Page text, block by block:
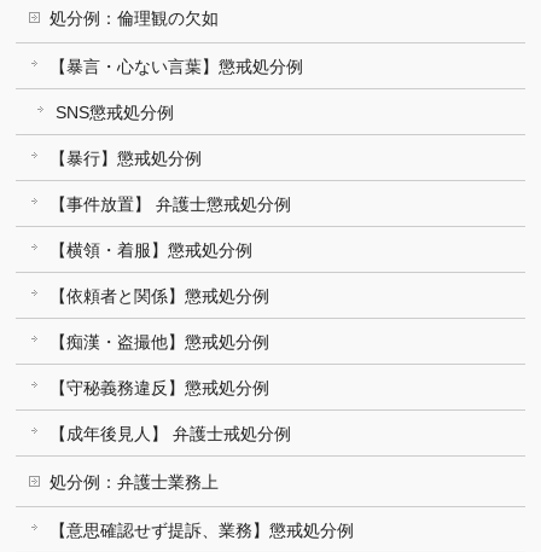
処分例：倫理観の欠如
【暴言・心ない言葉】懲戒処分例
SNS懲戒処分例
【暴行】懲戒処分例
【事件放置】 弁護士懲戒処分例
【横領・着服】懲戒処分例
【依頼者と関係】懲戒処分例
【痴漢・盗撮他】懲戒処分例
【守秘義務違反】懲戒処分例
【成年後見人】 弁護士戒処分例
処分例：弁護士業務上
【意思確認せず提訴、業務】懲戒処分例